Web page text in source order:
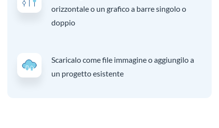
orizzontale o un grafico a barre singolo o
doppio
Scaricalo come file immagine o aggiungilo a
un progetto esistente